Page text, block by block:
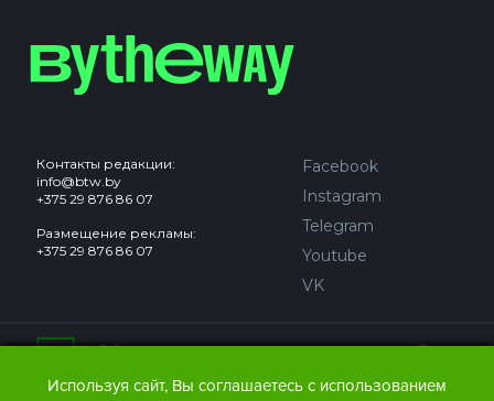
Контакты редакции:
info@btw.by
+375 29 876 86 07
Размещение рекламы:
+375 29 876 86 07
Facebook
Instagram
Telegram
Youtube
VK
Сайт может содержать контент, не предназначенный для
Используя сайт, Вы соглашаетесь с использованием